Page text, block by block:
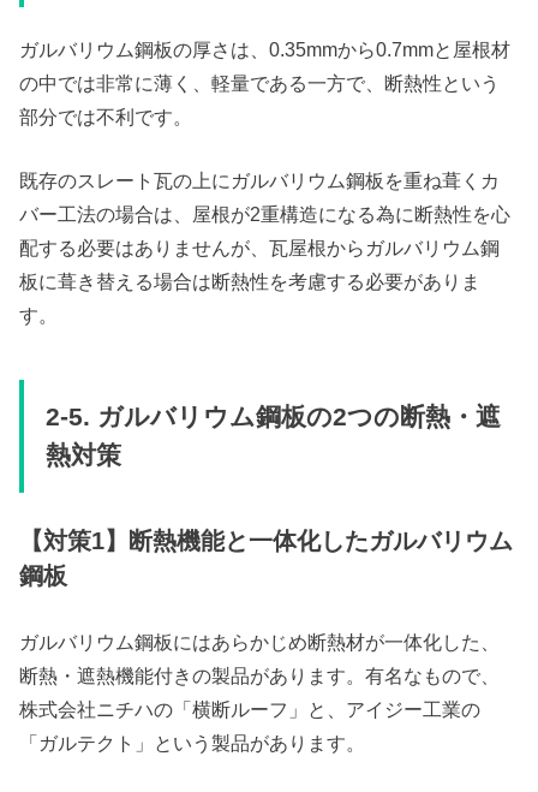
ガルバリウム鋼板の厚さは、0.35mmから0.7mmと屋根材
の中では非常に薄く、軽量である一方で、断熱性という
部分では不利です。
既存のスレート瓦の上にガルバリウム鋼板を重ね葺くカ
バー工法の場合は、屋根が2重構造になる為に断熱性を心
配する必要はありませんが、瓦屋根からガルバリウム鋼
板に葺き替える場合は断熱性を考慮する必要がありま
す。
2-5. ガルバリウム鋼板の2つの断熱・遮
熱対策
【対策1】断熱機能と一体化したガルバリウム
鋼板
ガルバリウム鋼板にはあらかじめ断熱材が一体化した、
断熱・遮熱機能付きの製品があります。有名なもので、
株式会社ニチハの「横断ルーフ」と、アイジー工業の
「ガルテクト」という製品があります。